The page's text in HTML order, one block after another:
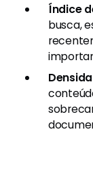
Índice
busca,